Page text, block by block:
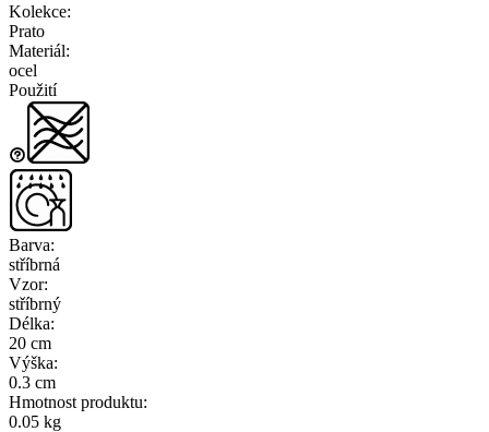
Kolekce:
Prato
Materiál:
ocel
Použití
Barva:
stříbrná
Vzor:
stříbrný
Délka:
20 cm
Výška:
0.3 cm
Hmotnost produktu:
0.05 kg